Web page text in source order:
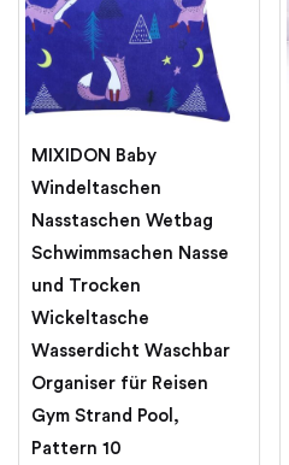
MIXIDON Baby
Windeltaschen
Nasstaschen Wetbag
Schwimmsachen Nasse
und Trocken
Wickeltasche
Wasserdicht Waschbar
Organiser für Reisen
Gym Strand Pool,
Pattern 10